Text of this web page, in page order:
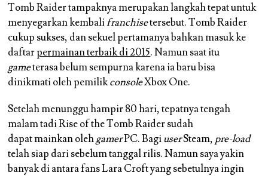
Tomb Raider tampaknya merupakan langkah tepat untuk
menyegarkan kembalifranchisetersebut. Tomb Raider
cukup sukses, dan sekuel pertamanya bahkan masuk ke
daftarpermainan terbaik di 2015. Namun saat itu
gameterasa belum sempurna karena ia baru bisa
dinikmati oleh pemilikconsoleXbox One.
Setelah menunggu hampir 80 hari, tepatnya tengah
malam tadi Rise of the Tomb Raider sudah
dapat mainkan olehgamerPC. BagiuserSteam, pre-load
telah siap dari sebelum tanggal rilis. Namun saya yakin
banyak di antara fans Lara Croft yang sebetulnya ingin